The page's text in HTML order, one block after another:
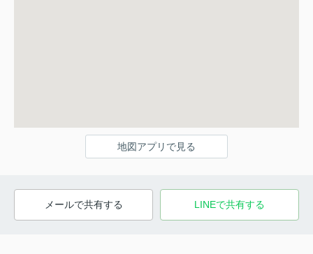
地図アプリで見る
メールで共有する LINEで共有する